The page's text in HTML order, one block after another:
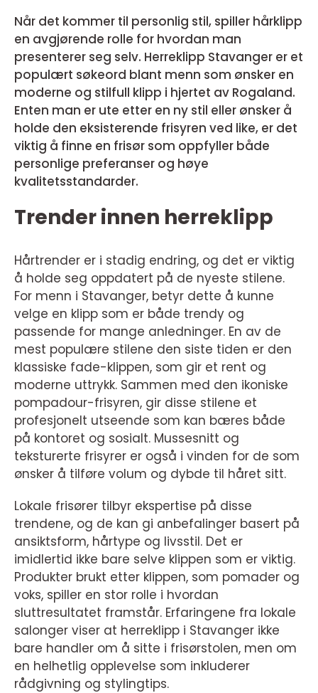
Når det kommer til personlig stil, spiller hårklipp
en avgjørende rolle for hvordan man
presenterer seg selv. Herreklipp Stavanger er et
populært søkeord blant menn som ønsker en
moderne og stilfull klipp i hjertet av Rogaland.
Enten man er ute etter en ny stil eller ønsker å
holde den eksisterende frisyren ved like, er det
viktig å finne en frisør som oppfyller både
personlige preferanser og høye
kvalitetsstandarder.
Trender innen herreklipp
Hårtrender er i stadig endring, og det er viktig
å holde seg oppdatert på de nyeste stilene.
For menn i Stavanger, betyr dette å kunne
velge en klipp som er både trendy og
passende for mange anledninger. En av de
mest populære stilene den siste tiden er den
klassiske fade-klippen, som gir et rent og
moderne uttrykk. Sammen med den ikoniske
pompadour-frisyren, gir disse stilene et
profesjonelt utseende som kan bæres både
på kontoret og sosialt. Mussesnitt og
teksturerte frisyrer er også i vinden for de som
ønsker å tilføre volum og dybde til håret sitt.
Lokale frisører tilbyr ekspertise på disse
trendene, og de kan gi anbefalinger basert på
ansiktsform, hårtype og livsstil. Det er
imidlertid ikke bare selve klippen som er viktig.
Produkter brukt etter klippen, som pomader og
voks, spiller en stor rolle i hvordan
sluttresultatet framstår. Erfaringene fra lokale
salonger viser at herreklipp i Stavanger ikke
bare handler om å sitte i frisørstolen, men om
en helhetlig opplevelse som inkluderer
rådgivning og stylingtips.